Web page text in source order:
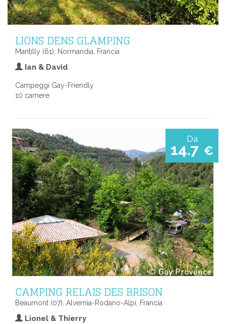
LIONS DENS GLAMPING
Mantilly (61), Normandia, Francia
Ian & David
Campeggi Gay-Friendly
10 camere
Da
14.7 €
CAMPING RELAIS DES BRISON
Beaumont (07), Alvernia-Rodano-Alpi, Francia
Lionel & Thierry